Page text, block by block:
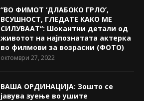
“ВО ФИМОТ ‘ДЛАБОКО ГРЛО’,
ВСУШНОСТ, ГЛЕДАТЕ КАКО МЕ
СИЛУВААТ“: Шокантни детали од
животот на најпознатата актерка
во филмови за возрасни (ФОТО)
октомври 27, 2022
ВАША ОРДИНАЦИЈА: Зошто се
јавува зуење во ушите